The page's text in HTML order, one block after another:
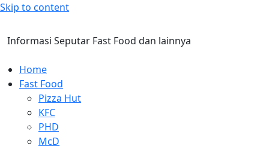
Skip to content
Informasi Seputar Fast Food dan lainnya
Home
Fast Food
Pizza Hut
KFC
PHD
McD